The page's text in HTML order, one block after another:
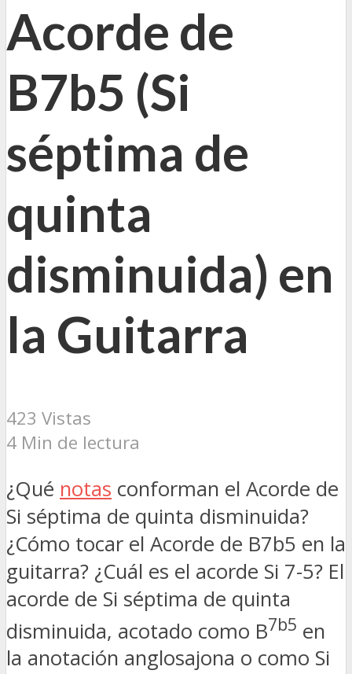
Acorde de
B7b5 (Si
séptima de
quinta
disminuida) en
la Guitarra
423 Vistas
4 Min de lectura
¿Qué notas conforman el Acorde de
Si séptima de quinta disminuida?
¿Cómo tocar el Acorde de B7b5 en la
guitarra? ¿Cuál es el acorde Si 7-5? El
acorde de Si séptima de quinta
disminuida, acotado como B7b5 en
la anotación anglosajona o como Si